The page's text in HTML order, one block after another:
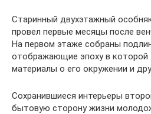
Старинный двухэтажный
провел первые месяцы после
На первом этаже собраны
отображающие эпоху в которой
материалы о его окружении и
Сохранившиеся интерьеры
бытовую сторону жизни